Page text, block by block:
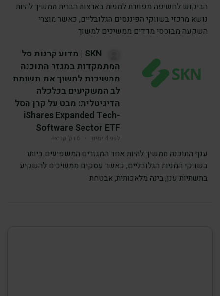
הביקוש לחשיפה מפוזרת למניות בארצות הברית ממשיך להיות
נושא מרכזי בשווקי הפיננסים הגלובליים, כאשר מוצרי
השקעה מבוססי מדדים ממשיכים למשוך
SKN | מדוע קרנות סל
המתמקדות במגזר התוכנה
ממשיכות למשוך את תשומת
לב המשקיעים בכלכלה
הדיגיטלית: מבט על קרן הסל
iShares Expanded Tech-
Software Sector ETF
לפני 4 ימים • 6 דק’ קריאה
ענף התוכנה ממשיך להיות אחד המגזרים המשפיעים ביותר
בשווקי המניות הגלובליים, כאשר עסקים ממשיכים להשקיע
בתשתיות ענן, בינה מלאכותית, אבטחת